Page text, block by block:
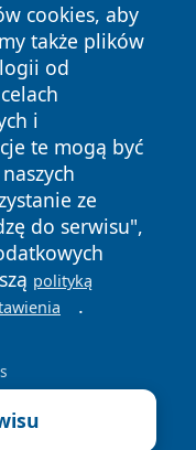
cookies, aby
także plików
od
i
te mogą być
ze
do serwisu",
polityką
.
prawa
Polityka
Cookies